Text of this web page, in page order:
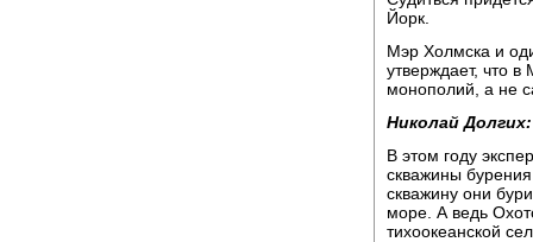
Йорк.
Мэр Холмска и
утверждает, что в
монополий, а не
Николай Долгих:
В этом году
скважины
скважину они
море. А ведь
тихоокеанской